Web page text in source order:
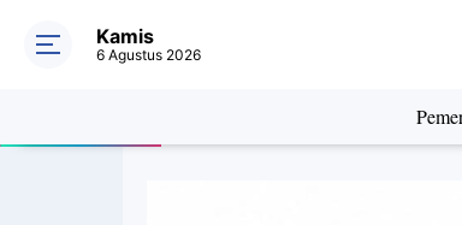
Kamis
6 Agustus 2026